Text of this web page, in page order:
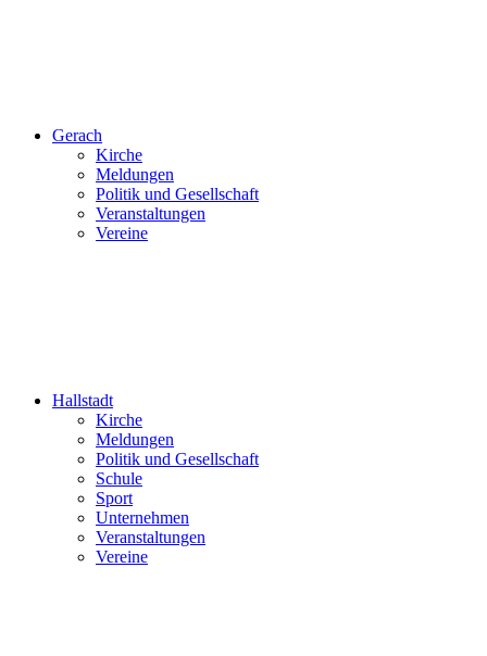
Gerach
Kirche
Meldungen
Politik und Gesellschaft
Veranstaltungen
Vereine
Hallstadt
Kirche
Meldungen
Politik und Gesellschaft
Schule
Sport
Unternehmen
Veranstaltungen
Vereine